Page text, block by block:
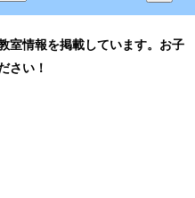
室情報を掲載しています。お子
さい！